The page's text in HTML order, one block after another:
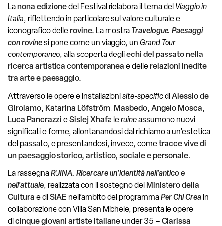
Lanona edizionedel Festival rielabora il tema del Viaggio in
Italia, riflettendo in particolare sul valore culturale e
iconograficodellerovine. La mostra Travelogue. Paesaggi
con rovinesi pone come un viaggio, un Grand Tour
contemporaneo, alla scoperta degliechi del passato nella
ricerca artistica contemporanea e dellerelazioni inedite
tra arte e paesaggio.
Attraverso le opere e installazionisite-specificdiAlessio de
Girolamo, Katarina Löfström, Masbedo, Angelo Mosca,
Luca Pancrazzi eSislej Xhafa leruineassumono nuovi
significati e forme, allontanandosi dal richiamo a un’estetica
del passato, e presentandosi, invece, cometracce vive di
un paesaggio storico, artistico, sociale e personale.
La rassegnaRUINA. Ricercare un'identità nell'antico e
nell'attuale, realizzata con il sostegno del Ministero della
Cultura e diSIAE nell’ambito del programmaPer Chi Crea in
collaborazione con Villa San Michele, presenta le opere
dicinque giovani artiste italianeunder 35 – Clarissa